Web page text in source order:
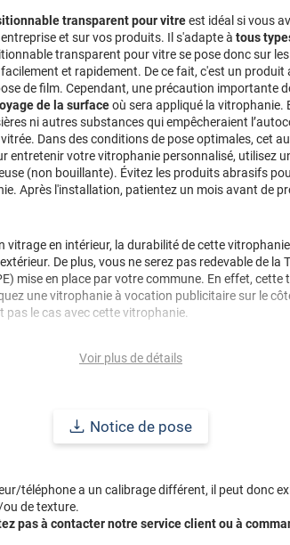
transparent pour vitreest idéal si vous
et sur vos produits. Il s'adapte à tous
transparent pour vitre se pose donc sur les
et rapidement. De ce fait, c'est un produit
de film. Cependant, une précaution importante
de la surfaceoù sera appliqué la vitrophanie.
ni autres substances qui empêcheraient
Dans des conditions de pose optimales, cet
entretenir votre vitrophanie personnalisé, utilisez
(non bouillante). Évitez les produits abrasifs
Après l'installation, patientez un mois avant de
vitrage en intérieur, la durabilité de cette
De plus, vous ne serez pas redevable de la
mise en place par votre commune. En effet, cette
une vitrophanie à vocation publicitaire sur le
pas le cas avec cette vitrophanie.
transparent pour vitrine est à personnaliser
Les couleurs sur cette vitrophanie auront un
lors de l'impression de votre film. C'est ce
intérieur.
de votre projet selon vos envies. Vous avez le
en mètre linéaire.
de manière tout à fait classique.
passée et validée, l'un de nos spécialistes
Voir plus de détails
Notice de pose
téléphone a un calibrage différent, il peut donc
de texture.
pas à contacter notre service client ou à